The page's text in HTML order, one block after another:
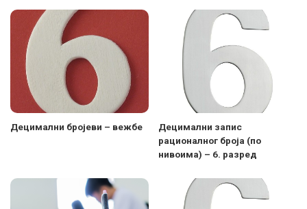
Децимални бројеви – вежбе
Децимални запис
рационалног броја (по
нивоима) – 6. разред